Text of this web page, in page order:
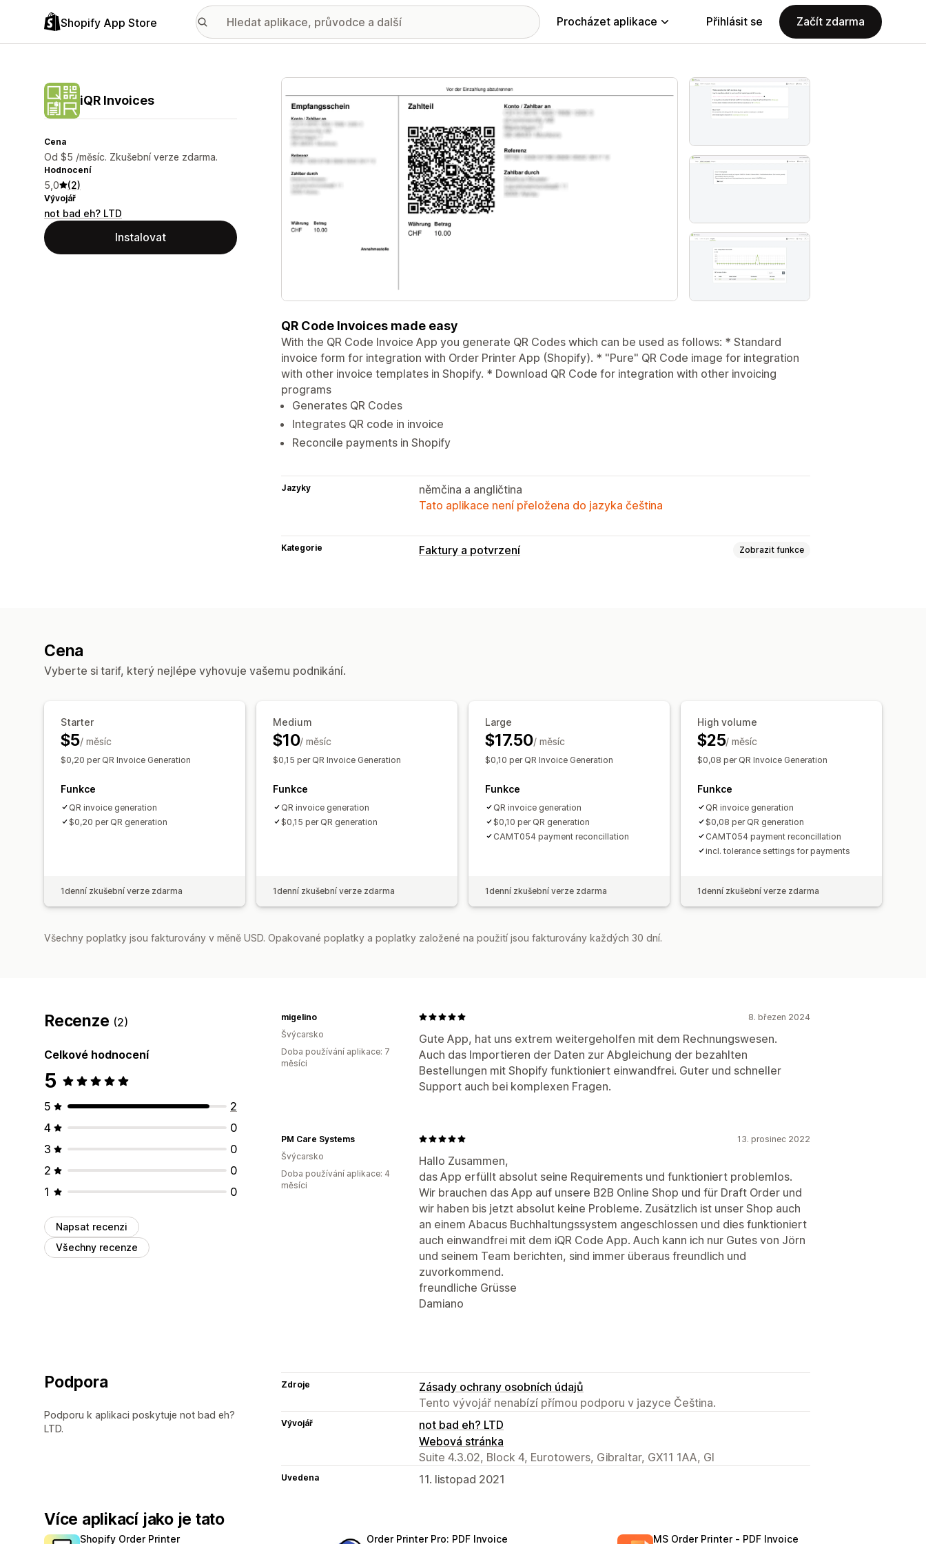
Shopify App Store Procházet aplikace Přihlásit se Začít zdarma
iQR Invoices
Cena
Od $5 /měsíc. Zkušební verze zdarma.
Hodnocení
5,0 (2)
Vývojář
not bad eh? LTD
Instalovat
Galerie propagovaných obrázků
QR Code Invoices made easy
With the QR Code Invoice App you generate QR Codes which can be used as follows: * Standard
invoice form for integration with Order Printer App (Shopify). * "Pure" QR Code image for integration
with other invoice templates in Shopify. * Download QR Code for integration with other invoicing
programs
Generates QR Codes
Integrates QR code in invoice
Reconcile payments in Shopify
Jazyky
němčina a angličtina
Tato aplikace není přeložena do jazyka čeština
Kategorie Faktury a potvrzení Zobrazit funkce
Cena
Vyberte si tarif, který nejlépe vyhovuje vašemu podnikání.
Starter
$5/ měsíc
$0,20 per QR Invoice Generation
Funkce
QR invoice generation
$0,20 per QR generation
1denní zkušební verze zdarma
Medium
$10/ měsíc
$0,15 per QR Invoice Generation
Funkce
QR invoice generation
$0,15 per QR generation
1denní zkušební verze zdarma
Large
$17.50/ měsíc
$0,10 per QR Invoice Generation
Funkce
QR invoice generation
$0,10 per QR generation
CAMT054 payment reconcillation
1denní zkušební verze zdarma
High volume
$25/ měsíc
$0,08 per QR Invoice Generation
Funkce
QR invoice generation
$0,08 per QR generation
CAMT054 payment reconcillation
incl. tolerance settings for payments
1denní zkušební verze zdarma
Všechny poplatky jsou fakturovány v měně USD. Opakované poplatky a poplatky založené na použití jsou fakturovány každých 30 dní.
Recenze (2)
Celkové hodnocení
5
5
2
4
0
3
0
2
0
1
0
Napsat recenzi
Všechny recenze
8. březen 2024
Gute App, hat uns extrem weitergeholfen mit dem Rechnungswesen.
Auch das Importieren der Daten zur Abgleichung der bezahlten
Bestellungen mit Shopify funktioniert einwandfrei. Guter und schneller
Support auch bei komplexen Fragen.
migelino
Švýcarsko
Doba používání aplikace: 7
měsíci
13. prosinec 2022
Hallo Zusammen,
das App erfüllt absolut seine Requirements und funktioniert problemlos.
Wir brauchen das App auf unsere B2B Online Shop und für Draft Order und
wir haben bis jetzt absolut keine Probleme. Zusätzlich ist unser Shop auch
an einem Abacus Buchhaltungssystem angeschlossen und dies funktioniert
auch einwandfrei mit dem iQR Code App. Auch kann ich nur Gutes von Jörn
und seinem Team berichten, sind immer überaus freundlich und
zuvorkommend.
freundliche Grüsse
Damiano
PM Care Systems
Švýcarsko
Doba používání aplikace: 4
měsíci
Podpora
Podporu k aplikaci poskytuje not bad eh?
LTD.
Zdroje
Zásady ochrany osobních údajů
Tento vývojář nenabízí přímou podporu v jazyce Čeština.
Vývojář
not bad eh? LTD
Webová stránka
Suite 4.3.02, Block 4, Eurotowers, Gibraltar, GX11 1AA, GI
Uvedena 11. listopad 2021
Více aplikací jako je tato
Shopify Order Printer Order Printer Pro: PDF Invoice MS Order Printer ‑ PDF Invoice